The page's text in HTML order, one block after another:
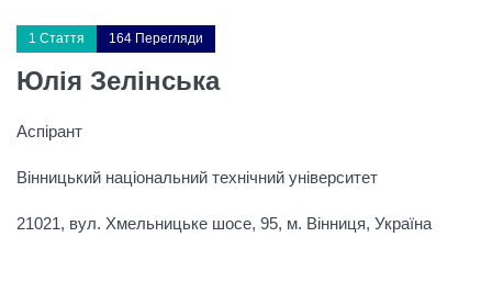
1 Стаття 164 Перегляди
Юлія Зелінська
Аспірант
Вінницький національний технічний університет
21021, вул. Хмельницьке шосе, 95, м. Вінниця, Україна